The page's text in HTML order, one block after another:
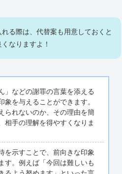
れる際は、代替案も用意しておくと
なりますよ！
」などの謝罪の言葉を添える
象を与えることができます。
られないのか、その理由を簡
相手の理解を得やすくなりま
を示すことで、前向きな印象
す。例えば「今回は難しいも